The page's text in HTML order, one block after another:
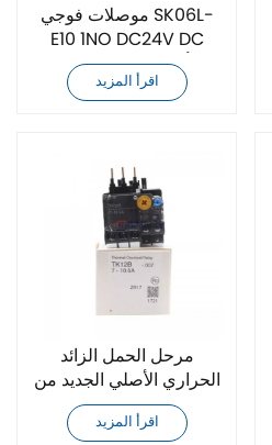
موصلات فوجي SK06L-
E10 1NO DC24V DC
أصلية جديدة تمامًا
اقرأ المزيد
مرحل الحمل الزائد
الحراري الأصلي الجديد من
فوجي TK12B-2P2
TK12B-1P7
اقرأ المزيد